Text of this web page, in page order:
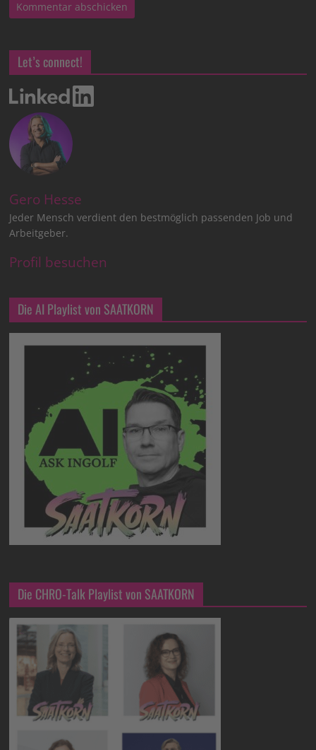
Let’s connect!
Gero Hesse
Jeder Mensch verdient den bestmöglich passenden Job und
Arbeitgeber.
Profil besuchen
Die AI Playlist von SAATKORN
Die CHRO-Talk Playlist von SAATKORN